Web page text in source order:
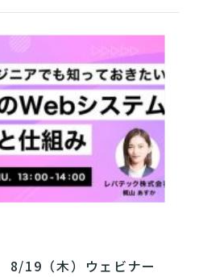
8/19（木）ウェビナー